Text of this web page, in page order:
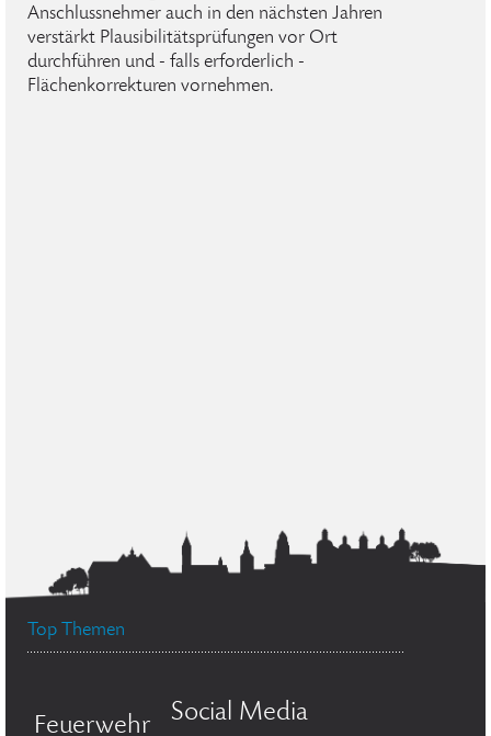
Anschlussnehmer auch in den nächsten Jahren
verstärkt Plausibilitätsprüfungen vor Ort
durchführen und - falls erforderlich -
Flächenkorrekturen vornehmen.
Top Themen
Feuerwehr Social Media